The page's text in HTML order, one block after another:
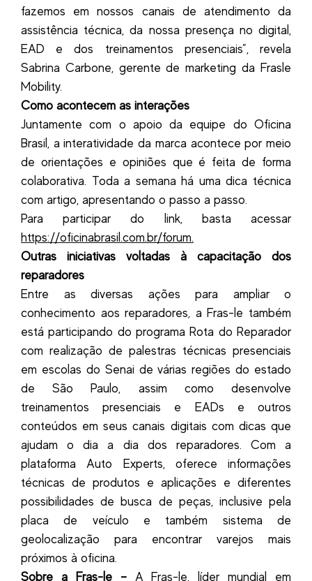
fazemos em nossos canais de atendimento da
assistência técnica, da nossa presença no digital,
EAD e dos treinamentos presenciais”, revela
Sabrina Carbone, gerente de marketing da Frasle
Mobility.
Como acontecem as interações
Juntamente com o apoio da equipe do Oficina
Brasil, a interatividade da marca acontece por meio
de orientações e opiniões que é feita de forma
colaborativa. Toda a semana há uma dica técnica
com artigo, apresentando o passo a passo.
Para participar do link, basta acessar
https://oficinabrasil.com.br/forum.
Outras iniciativas voltadas à capacitação dos
reparadores
Entre as diversas ações para ampliar o
conhecimento aos reparadores, a Fras-le também
está participando do programa Rota do Reparador
com realização de palestras técnicas presenciais
em escolas do Senai de várias regiões do estado
de São Paulo, assim como desenvolve
treinamentos presenciais e EADs e outros
conteúdos em seus canais digitais com dicas que
ajudam o dia a dia dos reparadores. Com a
plataforma Auto Experts, oferece informações
técnicas de produtos e aplicações e diferentes
possibilidades de busca de peças, inclusive pela
placa de veículo e também sistema de
geolocalização para encontrar varejos mais
próximos à oficina.
Sobre a Fras-le – A Fras-le, líder mundial em